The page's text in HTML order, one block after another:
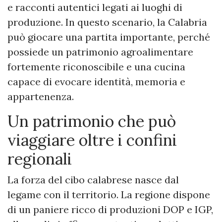
e racconti autentici legati ai luoghi di
produzione. In questo scenario, la Calabria
può giocare una partita importante, perché
possiede un patrimonio agroalimentare
fortemente riconoscibile e una cucina
capace di evocare identità, memoria e
appartenenza.
Un patrimonio che può
viaggiare oltre i confini
regionali
La forza del cibo calabrese nasce dal
legame con il territorio. La regione dispone
di un paniere ricco di produzioni DOP e IGP,